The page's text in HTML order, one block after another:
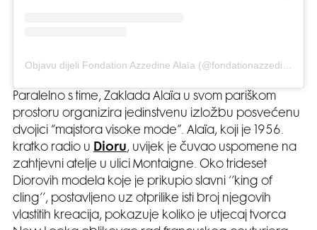
Paralelno s time, Zaklada Alaïa u svom pariškom
prostoru organizira jedinstvenu izložbu posvećenu
dvojici “majstora visoke mode”. Alaïa, koji je 1956.
kratko radio u Dioru, uvijek je čuvao uspomene na
zahtjevni atelje u ulici Montaigne. Oko trideset
Diorovih modela koje je prikupio slavni ‘’king of
cling’’, postavljeno uz otprilike isti broj njegovih
vlastitih kreacija, pokazuje koliko je utjecaj tvorca